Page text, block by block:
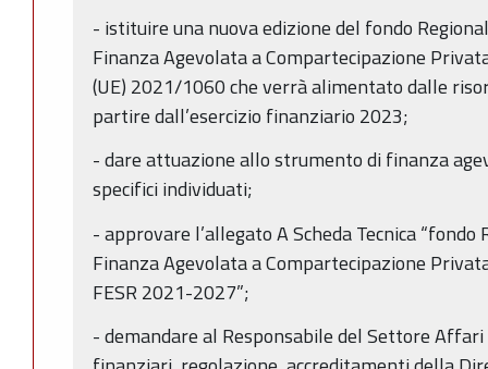
- istituire una nuova edizione del fondo
Finanza Agevolata a Compartecipazione
(UE) 2021/1060 che verrà alimentato dalle
partire dall’esercizio finanziario 2023;
- dare attuazione allo strumento di finanza
specifici individuati;
- approvare l’allegato A Scheda Tecnica
Finanza Agevolata a Compartecipazione
FESR 2021-2027”;
- demandare al Responsabile del Settore